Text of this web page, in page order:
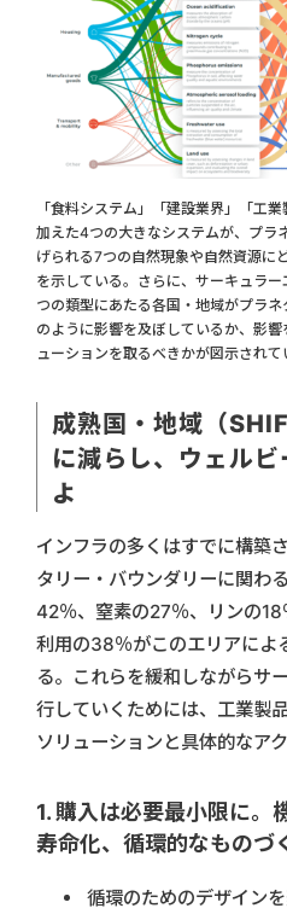
「食料システム」「建設業界」「工
加えた4つの大きなシステムが、プラ
げられる7つの自然現象や自然資源に
を示している。さらに、サーキュラ
つの類型にあたる各国・地域がプラ
のように影響を及ぼしているか、影
ューションを取るべきかが図示されて
成熟国・地域（
に減らし、ウェル
よ
インフラの多くはすでに構築
タリー・バウンダリーに関わ
42％、窒素の27％、リンの
利用の38％がこのエリアによ
る。これらを緩和しながらサ
行していくためには、工業製
ソリューションと具体的なア
1. 購入は必要最小限に。
寿命化、循環的なものづ
循環のためのデザイン